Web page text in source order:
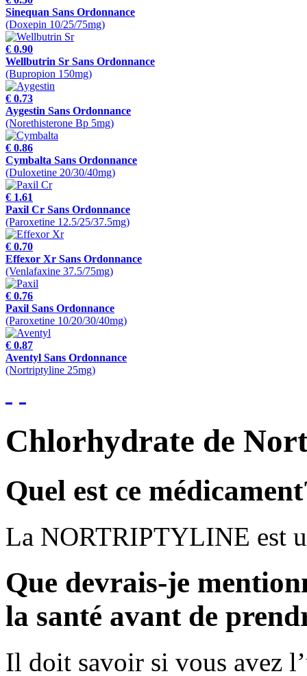
Sinequan Sans Ordonnance
(Doxepin 10/25/75mg)
€ 0.90
Wellbutrin Sr Sans Ordonnance
(Bupropion 150mg)
€ 0.73
Aygestin Sans Ordonnance
(Norethisterone Bp 5mg)
€ 0.86
Cymbalta Sans Ordonnance
(Duloxetine 20/30/40mg)
€ 1.61
Paxil Cr Sans Ordonnance
(Paroxetine 12.5/25/37.5mg)
€ 0.70
Effexor Xr Sans Ordonnance
(Venlafaxine 37.5/75mg)
€ 0.76
Paxil Sans Ordonnance
(Paroxetine 10/20/30/40mg)
€ 0.87
Aventyl Sans Ordonnance
(Nortriptyline 25mg)
Chlorhydrate de
Quel est ce
La NORTRIPTYLINE est
Que devrais-je
la santé avant de
Il doit savoir si vous avez